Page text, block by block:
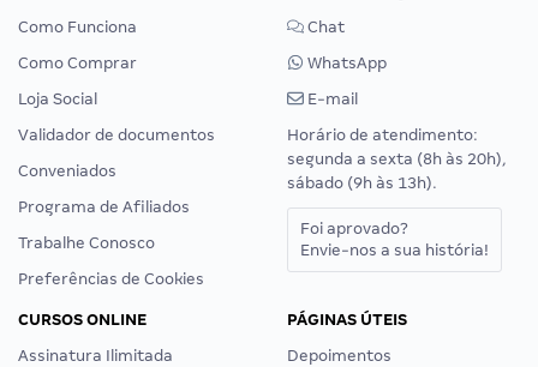
Como Funciona
Como Comprar
Loja Social
Validador de documentos
Conveniados
Programa de Afiliados
Trabalhe Conosco
Preferências de Cookies
Chat
WhatsApp
E-mail
Horário de atendimento:
segunda a sexta (8h às 20h),
sábado (9h às 13h).
Foi aprovado?
Envie-nos a sua história!
CURSOS ONLINE
Assinatura Ilimitada
PÁGINAS ÚTEIS
Depoimentos